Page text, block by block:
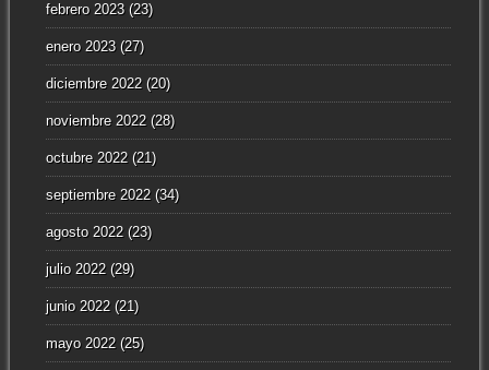
febrero 2023(23)
enero 2023(27)
diciembre 2022(20)
noviembre 2022(28)
octubre 2022(21)
septiembre 2022(34)
agosto 2022(23)
julio 2022(29)
junio 2022(21)
mayo 2022(25)